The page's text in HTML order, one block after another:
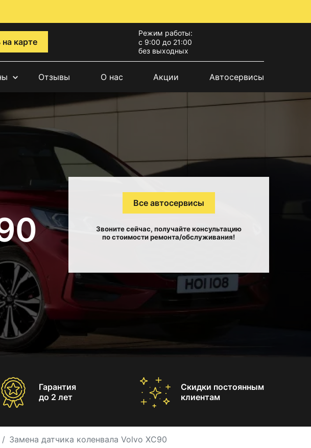
карте
Режим работы:
с 9:00 до 21:00
без выходных
Отзывы О нас Акции Автосервисы
Все автосервисы
Звоните сейчас, получайте консультацию
по стоимости ремонта/обслуживания!
Гарантия
до 2 лет
Скидки постоянным
клиентам
Замена датчика коленвала Volvo XC90